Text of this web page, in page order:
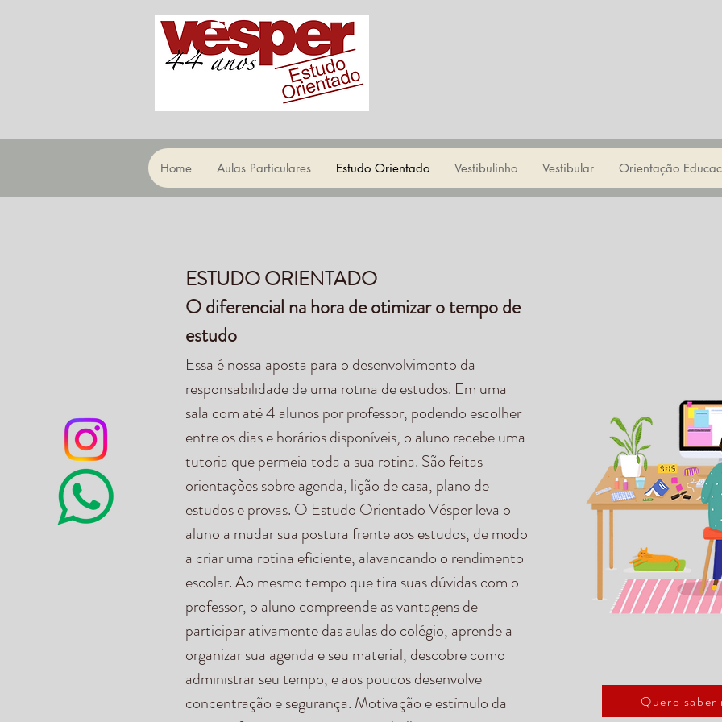
Home Aulas Particulares Estudo Orientado Vestibulinho Vestibular Orientação
ESTUDO ORIENTADO
O diferencial na hora de otimizar o tempo de
estudo
Essa é nossa aposta para o desenvolvimento da
responsabilidade de uma rotina de estudos. Em uma
sala com até 4 alunos por professor, podendo escolher
entre os dias e horários disponíveis, o aluno recebe uma
tutoria que permeia toda a sua rotina. São feitas
orientações sobre agenda, lição de casa, plano de
estudos e provas. O Estudo Orientado Vésper leva o
aluno a mudar sua postura frente aos estudos, de modo
a criar uma rotina eficiente, alavancando o rendimento
escolar. Ao mesmo tempo que tira suas dúvidas com o
professor, o aluno compreende as vantagens de
participar ativamente das aulas do colégio, aprende a
organizar sua agenda e seu material, descobre como
administrar seu tempo, e aos poucos desenvolve
concentração e segurança. Motivação e estímulo da
Quero saber